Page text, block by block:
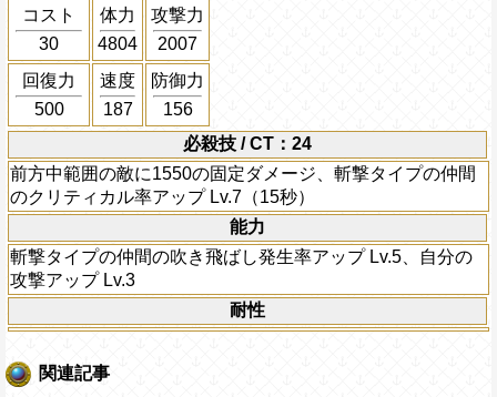
コスト
30
体力
4804
攻撃力
2007
回復力
500
速度
187
防御力
156
必殺技 / CT：24
前方中範囲の敵に1550の固定ダメージ、斬撃タイプの仲間
のクリティカル率アップ Lv.7（15秒）
能力
斬撃タイプの仲間の吹き飛ばし発生率アップ Lv.5、自分の
攻撃アップ Lv.3
耐性
関連記事